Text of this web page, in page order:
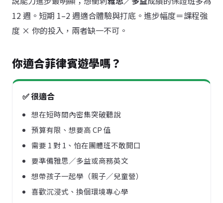
12 週。短期 1–2 週適合體驗與打底。進步幅度＝課程強
度 × 你的投入，兩者缺一不可。
你適合菲律賓遊學嗎？
✅ 很適合
想在短時間內密集突破聽說
預算有限、想要高 CP 值
需要 1 對 1、怕在團體班不敢開口
要準備雅思／多益或商務英文
想帶孩子一起學（親子／兒童營）
喜歡沉浸式、換個環境專心學